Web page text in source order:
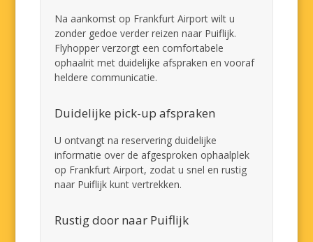
Na aankomst op Frankfurt Airport wilt u
zonder gedoe verder reizen naar Puiflijk.
Flyhopper verzorgt een comfortabele
ophaalrit met duidelijke afspraken en vooraf
heldere communicatie.
Duidelijke pick-up afspraken
U ontvangt na reservering duidelijke
informatie over de afgesproken ophaalplek
op Frankfurt Airport, zodat u snel en rustig
naar Puiflijk kunt vertrekken.
Rustig door naar Puiflijk